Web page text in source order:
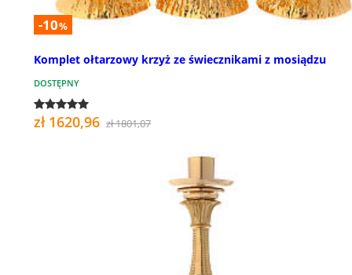
-10%
Komplet ołtarzowy krzyż ze świecznikami z mosiądzu
DOSTĘPNY
zł 1620,96 zł 1801,07